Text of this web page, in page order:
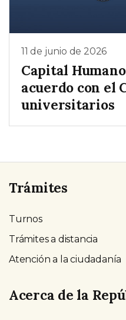
11 de junio de 2026
Capital
acuerdo con el
universitarios
Trámites
Turnos
Trámites a distancia
Atención a la ciudadanía
Acerca de la